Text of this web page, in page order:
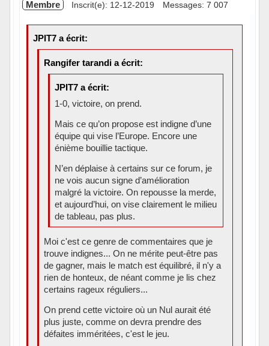
Membre Inscrit(e): 12-12-2019 Messages: 7 007
JPIT7 a écrit:
Rangifer tarandi a écrit:
JPIT7 a écrit:
1-0, victoire, on prend.
Mais ce qu’on propose est indigne d’une
équipe qui vise l’Europe. Encore une
énième bouillie tactique.
N’en déplaise à certains sur ce forum, je
ne vois aucun signe d’amélioration
malgré la victoire. On repousse la merde,
et aujourd’hui, on vise clairement le milieu
de tableau, pas plus.
Moi c'est ce genre de commentaires que je
trouve indignes... On ne mérite peut-être pas
de gagner, mais le match est équilibré, il n'y a
rien de honteux, de néant comme je lis chez
certains rageux réguliers...
On prend cette victoire où un Nul aurait été
plus juste, comme on devra prendre des
défaites imméritées, c'est le jeu.